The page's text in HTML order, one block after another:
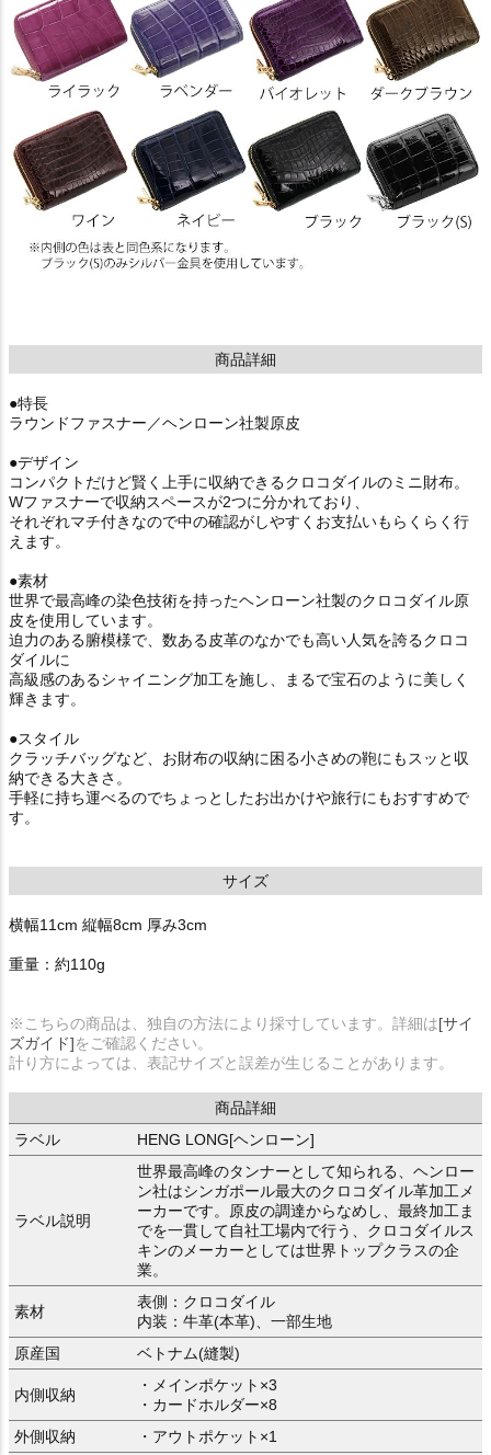
商品詳細
●特長
ラウンドファスナー／ヘンローン社製原皮
●デザイン
コンパクトだけど賢く上手に収納できるクロコダイルのミニ財布。
Wファスナーで収納スペースが2つに分かれており、
それぞれマチ付きなので中の確認がしやすくお支払いもらくらく行
えます。
●素材
世界で最高峰の染色技術を持ったヘンローン社製のクロコダイル原
皮を使用しています。
迫力のある腑模様で、数ある皮革のなかでも高い人気を誇るクロコ
ダイルに
高級感のあるシャイニング加工を施し、まるで宝石のように美しく
輝きます。
●スタイル
クラッチバッグなど、お財布の収納に困る小さめの鞄にもスッと収
納できる大きさ。
手軽に持ち運べるのでちょっとしたお出かけや旅行にもおすすめで
す。
サイズ
横幅11cm 縦幅8cm 厚み3cm
重量：約110g
※こちらの商品は、独自の方法により採寸しています。詳細は[サイ
ズガイド]をご確認ください。
計り方によっては、表記サイズと誤差が生じることがあります。
商品詳細
ラベル
HENG LONG[ヘンローン]
ラベル説明
世界最高峰のタンナーとして知られる、ヘンロー
ン社はシンガポール最大のクロコダイル革加工メ
ーカーです。原皮の調達からなめし、最終加工ま
でを一貫して自社工場内で行う、クロコダイルス
キンのメーカーとしては世界トップクラスの企
業。
素材
表側：クロコダイル
内装：牛革(本革)、一部生地
原産国
ベトナム(縫製)
内側収納
・メインポケット×3
・カードホルダー×8
外側収納
・アウトポケット×1